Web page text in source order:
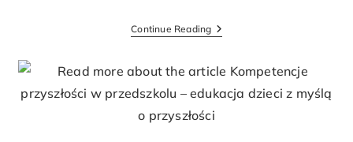
Continue Reading